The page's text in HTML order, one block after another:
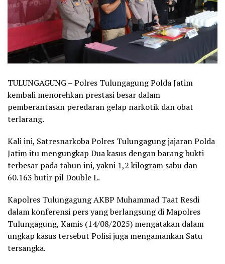
TULUNGAGUNG – Polres Tulungagung Polda Jatim
kembali menorehkan prestasi besar dalam
pemberantasan peredaran gelap narkotik dan obat
terlarang.
Kali ini, Satresnarkoba Polres Tulungagung jajaran Polda
Jatim itu mengungkap Dua kasus dengan barang bukti
terbesar pada tahun ini, yakni 1,2 kilogram sabu dan
60.163 butir pil Double L.
Kapolres Tulungagung AKBP Muhammad Taat Resdi
dalam konferensi pers yang berlangsung di Mapolres
Tulungagung, Kamis (14/08/2025) mengatakan dalam
ungkap kasus tersebut Polisi juga mengamankan Satu
tersangka.